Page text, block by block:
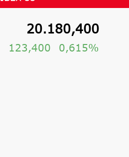
20.180,400
123,400 0,615%